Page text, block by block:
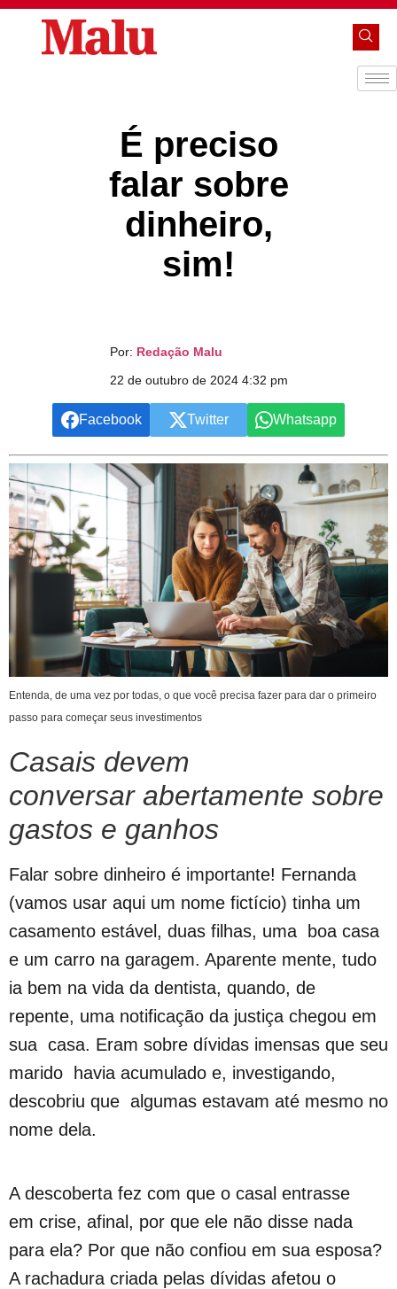
É preciso
falar sobre
dinheiro,
sim!
Por: Redação Malu
22 de outubro de 2024 4:32 pm
Facebook Twitter Whatsapp
Entenda, de uma vez por todas, o que você precisa fazer para dar o primeiro
passo para começar seus investimentos
Casais devem
conversar abertamente sobre
gastos e ganhos
Falar sobre dinheiro é importante! Fernanda
(vamos usar aqui um nome fictício) tinha um
casamento estável, duas filhas, uma boa casa
e um carro na garagem. Aparente mente, tudo
ia bem na vida da dentista, quando, de
repente, uma notificação da justiça chegou em
sua casa. Eram sobre dívidas imensas que seu
marido havia acumulado e, investigando,
descobriu que algumas estavam até mesmo no
nome dela.
A descoberta fez com que o casal entrasse
em crise, afinal, por que ele não disse nada
para ela? Por que não confiou em sua esposa?
A rachadura criada pelas dívidas afetou o